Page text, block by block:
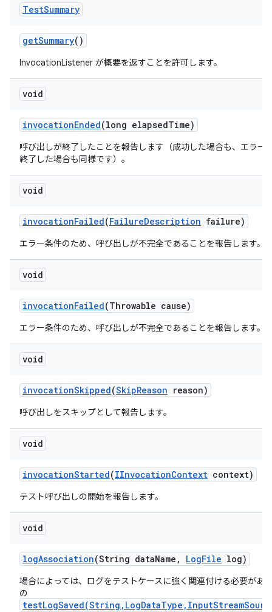
TestSummary
getSummary()
InvocationListener が概要を返すことを許可します。
void
invocationEnded(long elapsedTime)
呼び出しが終了したことを報告します（成功した場合も、エラー
終了した場合も同様です）。
void
invocationFailed(FailureDescription failure)
エラー条件のため、呼び出しが不完全であることを報告します。
void
invocationFailed(Throwable cause)
エラー条件のため、呼び出しが不完全であることを報告します。
void
invocationSkipped(SkipReason reason)
呼び出しをスキップとして報告します。
void
invocationStarted(IInvocationContext context)
テスト呼び出しの開始を報告します。
void
logAssociation(String dataName , LogFile log)
場合によっては、ログをテストケースに強く関連付ける必要があ
の